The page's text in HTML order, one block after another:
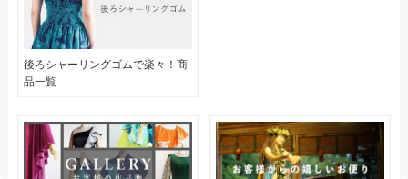
後ろシャーリングゴムで楽々！商
品一覧